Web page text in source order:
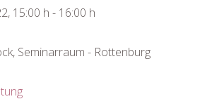
, 15:00 h - 16:00 h
Seminarraum - Rottenburg